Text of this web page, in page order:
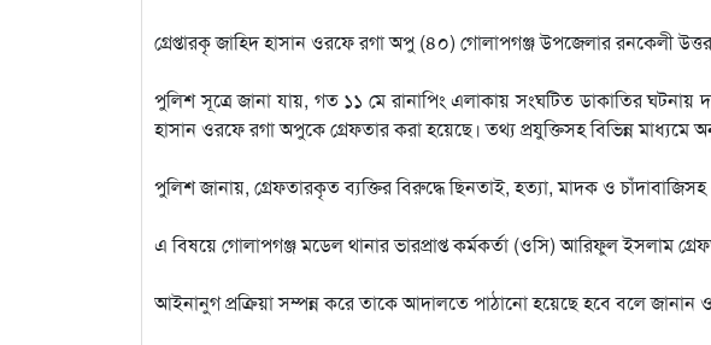
গ্রেপ্তারকৃ জাহিদ হাসান ওরফে রগা অপু (৪০) গোলাপগঞ্জ উপজেলার রনকেলী উত্তর
পুলিশ সূত্রে জানা যায়, গত ১১ মে রানাপিং এলাকায় সংঘটিত ডাকাতির
হাসান ওরফে রগা অপুকে গ্রেফতার করা হয়েছে। তথ্য প্রযুক্তিসহ বিভিন্ন
পুলিশ জানায়, গ্রেফতারকৃত ব্যক্তির বিরুদ্ধে ছিনতাই, হত্যা, মাদক ও
এ বিষয়ে গোলাপগঞ্জ মডেল থানার ভারপ্রাপ্ত কর্মকর্তা (ওসি) আরিফুল ইসলাম
আইনানুগ প্রক্রিয়া সম্পন্ন করে তাকে আদালতে পাঠানো হয়েছে হবে বলে জানান